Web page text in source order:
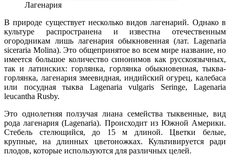
Лагенария
В природе существует несколько видов лагенарий. Однако в
культуре распространена и известна отечественным
огородникам лишь лагенария обыкновенная (лат. Lagenaria
siceraria Molina). Это общепринятое во всем мире название, но
имеется большое количество синонимов как русскоязычных,
так и латинских: горлянка, горлянка обыкновенная, тыква-
горлянка, лагенария змеевидная, индийский огурец, калебаса
или посудная тыква Lagenaria vulgaris Seringe, Lagenaria
leucantha Rusby.
Это однолетняя ползучая лиана семейства тыквенные, вид
рода лагенария (Lagenaria). Происходит из Южной Америки.
Стебель стелющийся, до 15 м длиной. Цветки белые,
крупные, на длинных цветоножках. Культивируется ради
плодов, которые используются для различных целей.